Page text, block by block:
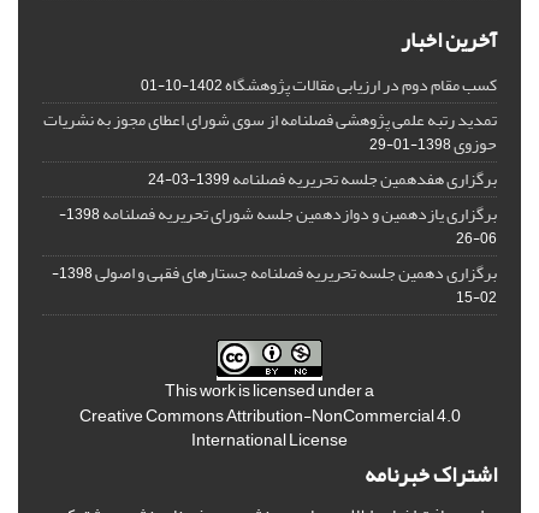
آخرین اخبار
کسب مقام دوم در ارزیابی مقالات پژوهشگاه1402-10-01
تمدید رتبه علمی پژوهشی فصلنامه از سوی شورای اعطای مجوز به نشریات
حوزوی1398-01-29
برگزاری هفدهمین جلسه تحریریه فصلنامه1399-03-24
برگزاری یازدهمین و دوازدهمین جلسه شورای تحریریه فصلنامه
1398-
06-26
برگزاری دهمین جلسه تحریریه فصلنامه جستارهای فقهی و اصولی
1398-
02-15
This work is licensed under a
Creative Commons Attribution-NonCommercial 4.0
International License
اشتراک خبرنامه